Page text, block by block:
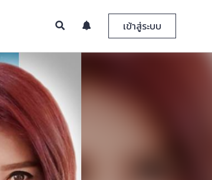
เข้าสู่ระบบ